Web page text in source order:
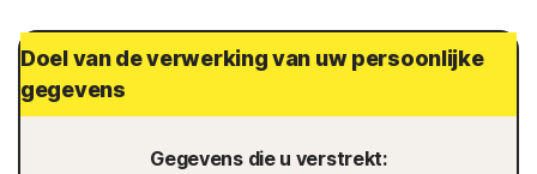
Doel van de verwerking van uw persoonlijke
gegevens
Gegevens die u verstrekt: